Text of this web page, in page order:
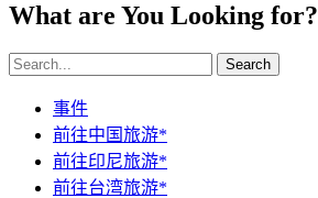
What are You Looking for?
Search
事件
前往中国旅游*
前往印尼旅游*
前往台湾旅游*